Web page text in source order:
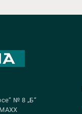
№ 8 „Б“